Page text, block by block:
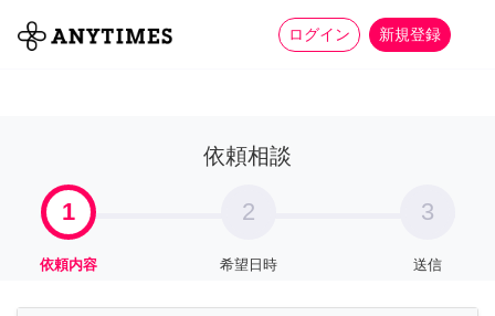
ログイン 新規登録
全て 家事 more_horiz
依頼相談
1
依頼内容
2
希望日時
3
送信